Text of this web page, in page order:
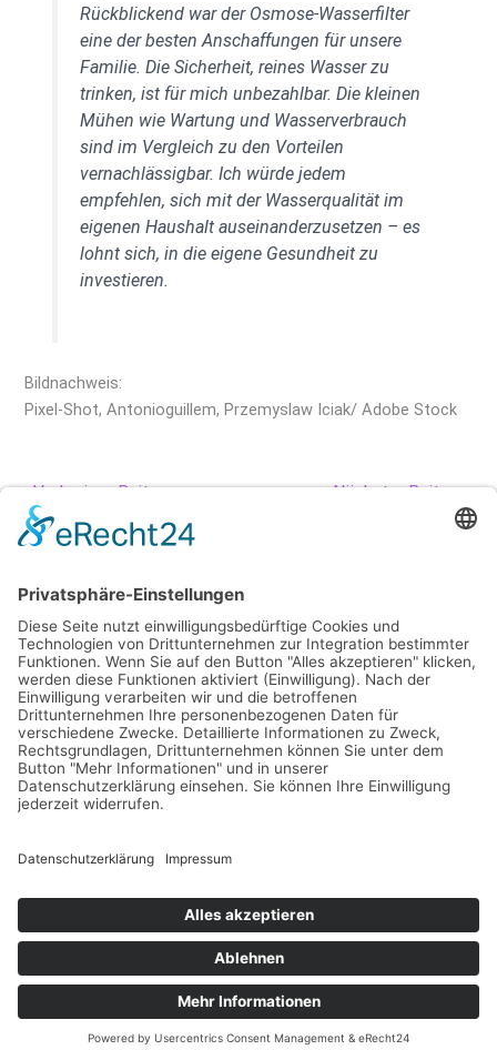
Rückblickend war der Osmose-Wasserfilter
eine der besten Anschaffungen für unsere
Familie. Die Sicherheit, reines Wasser zu
trinken, ist für mich unbezahlbar. Die kleinen
Mühen wie Wartung und Wasserverbrauch
sind im Vergleich zu den Vorteilen
vernachlässigbar. Ich würde jedem
empfehlen, sich mit der Wasserqualität im
eigenen Haushalt auseinanderzusetzen – es
lohnt sich, in die eigene Gesundheit zu
investieren.
Bildnachweis:
Pixel-Shot, Antonioguillem, Przemyslaw Iciak/ Adobe Stock
←Vorheriger Beitrag Nächster Beitrag→
Impressum
©2024 Deine besten Tipps
Deutsch